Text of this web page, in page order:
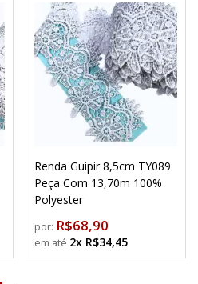
Renda Guipir 8,5cm TY089
Peça Com 13,70m 100%
Polyester
por: R$68,90
2x R$34,45